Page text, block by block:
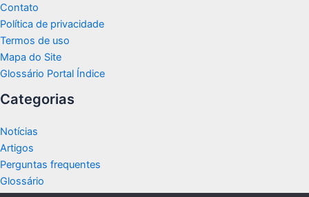
Contato
Política de privacidade
Termos de uso
Mapa do Site
Glossário Portal Índice
Categorias
Notícias
Artigos
Perguntas frequentes
Glossário